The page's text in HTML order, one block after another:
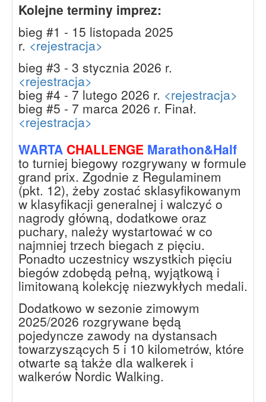
Kolejne terminy imprez:
bieg #1 - 15 listopada 2025
r. <rejestracja>
bieg #3 - 3 stycznia 2026 r.
<rejestracja>
bieg #4 - 7 lutego 2026 r. <rejestracja>
bieg #5 - 7 marca 2026 r. Finał.
<rejestracja>
WARTA CHALLENGE Marathon&Half
to turniej biegowy rozgrywany w formule
grand prix. Zgodnie z Regulaminem
(pkt. 12), żeby zostać sklasyfikowanym
w klasyfikacji generalnej i walczyć o
nagrody główną, dodatkowe oraz
puchary, należy wystartować w co
najmniej trzech biegach z pięciu.
Ponadto uczestnicy wszystkich pięciu
biegów zdobędą pełną, wyjątkową i
limitowaną kolekcję niezwykłych medali.
Dodatkowo w sezonie zimowym
2025/2026 rozgrywane będą
pojedyncze zawody na dystansach
towarzyszących 5 i 10 kilometrów, które
otwarte są także dla walkerek i
walkerów Nordic Walking.